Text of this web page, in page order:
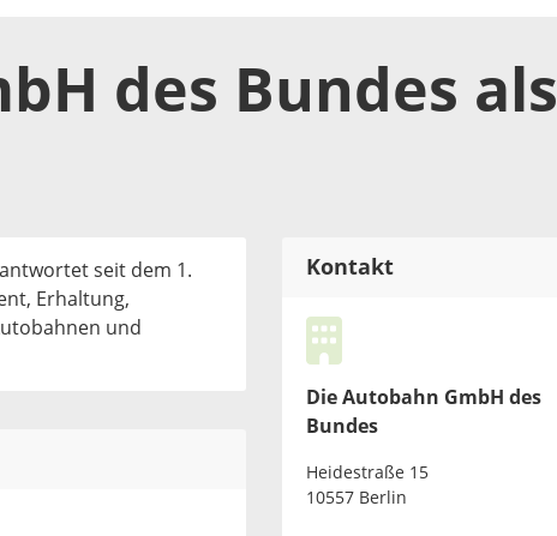
des Bundes als
seit dem 1.
Erhaltung,
und
Kontakt
Die Autobahn GmbH des
Bundes
Heidestraße 15
10557 Berlin